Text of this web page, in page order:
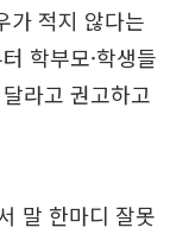
가 적지 않다는
학부모·학생들
라고 권고하고
말 한마디 잘못